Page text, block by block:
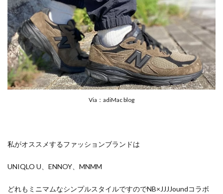
Via：adiMac blog
私がオススメするファッションブランドは
UNIQLO U、ENNOY、MNMM
どれもミニマムなシンプルスタイルですのでNB×JJJJoundコラボ